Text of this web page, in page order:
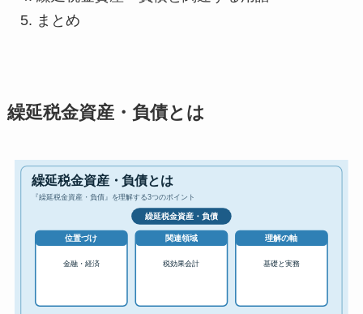
まとめ
繰延税金資産・負債とは